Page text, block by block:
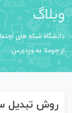
وبلاگ
دانشگاه شبکه های
از جوملا به وردپرس
روش تبدیل